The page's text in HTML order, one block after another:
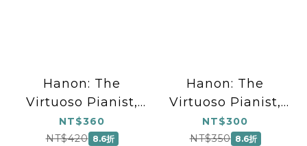
Hanon: The
Virtuoso Pianist,
Part 2
NT$360
NT$420 8.6折
Hanon: The
Virtuoso Pianist,
Part 1
NT$300
NT$350 8.6折